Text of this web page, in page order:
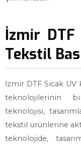
İzmir DTF
Tekstil
İzmir DTF Sıcak
teknolojilerinin
teknolojisi,
tekstil ürünlerine
teknolojide,